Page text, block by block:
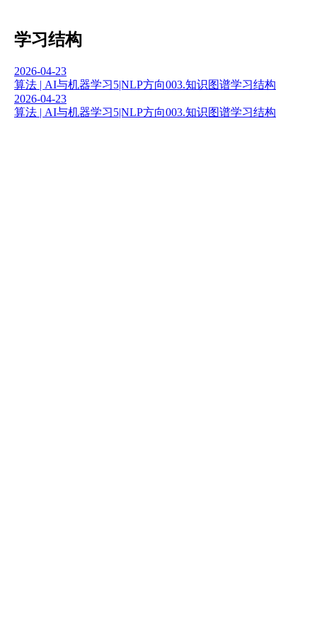
学习结构
2026-04-23
算法 | AI与机器学习5|NLP方向003.知识图谱学习结构
2026-04-23
算法 | AI与机器学习5|NLP方向003.知识图谱学习结构